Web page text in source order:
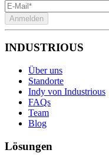
Anmelden
INDUSTRIOUS
Über uns
Standorte
Indy von Industrious
FAQs
Team
Blog
Lösungen